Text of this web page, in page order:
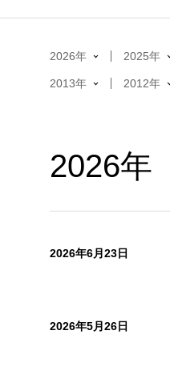
2026年 2025年
2013年 2012年
2026年
2026年6月23日
2026年5月26日